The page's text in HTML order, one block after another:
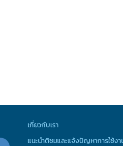
เกี่ยวกับเรา
แนะนำติชมและแจ้งปัญหาการใช้งา